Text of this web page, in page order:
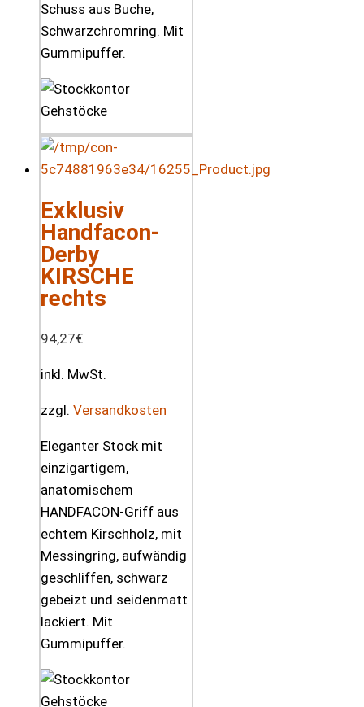
Schuss aus Buche,
Schwarzchromring. Mit
Gummipuffer.
Exklusiv
Handfacon-
Derby
KIRSCHE
rechts
94,27€
inkl. MwSt.
zzgl. Versandkosten
Eleganter Stock mit
einzigartigem,
anatomischem
HANDFACON-Griff aus
echtem Kirschholz, mit
Messingring, aufwändig
geschliffen, schwarz
gebeizt und seidenmatt
lackiert. Mit
Gummipuffer.